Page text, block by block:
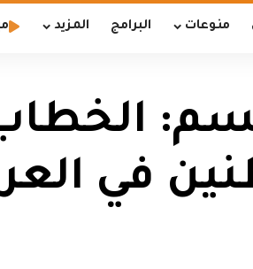
منوعات البرامج المزيد
في